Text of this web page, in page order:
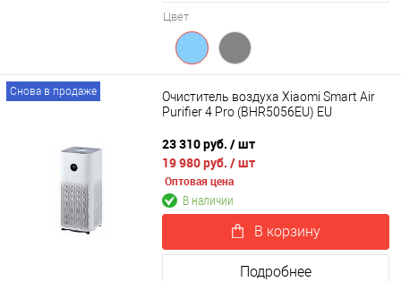
Цвет
Снова в продаже
Очиститель воздуха Xiaomi Smart Air
Purifier 4 Pro (BHR5056EU) EU
23 310 руб. / шт
19 980 руб. / шт
Оптовая цена
В наличии
В корзину
Подробнее